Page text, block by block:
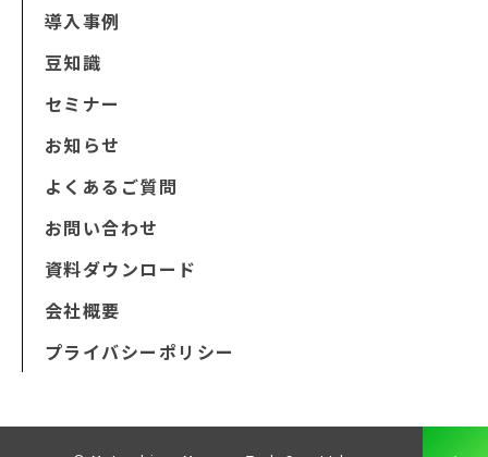
導入事例
豆知識
セミナー
お知らせ
よくあるご質問
お問い合わせ
資料ダウンロード
会社概要
プライバシーポリシー